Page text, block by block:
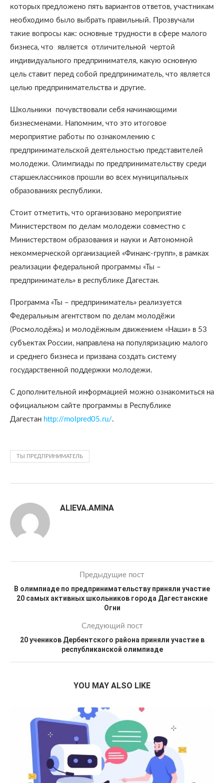
которых предложено пять вариантов ответов, участникам
необходимо было выбрать правильный. Прозвучали
такие вопросы как: основные трудности в сфере малого
бизнеса, что является отличительной чертой
индивидуального предпринимателя, какую основную
цель ставит перед собой предприниматель, что является
целью предпринимательства и другие.
Школьники почувствовали себя начинающими
бизнесменами. Напомним, что это итоговое
мероприятие работы по ознакомлению с
предпринимательской деятельностью представителей
молодежи. Олимпиады по предпринимательству среди
старшеклассников прошли во всех муниципальных
образованиях республики.
Стоит отметить, что организовано мероприятие
Министерством по делам молодежи совместно с
Министерством образования и науки и Автономной
некоммерческой организацией «Финанс-групп», в рамках
реализации федеральной программы «Ты –
предприниматель» в республике Дагестан.
Программа «Ты – предприниматель» реализуется
Федеральным агентством по делам молодёжи
(Росмолодёжь) и молодёжным движением «Наши» в 53
субъектах России, направлена на популяризацию малого
и среднего бизнеса и призвана создать систему
государственной поддержки молодежи.
С дополнительной информацией можно ознакомиться на
официальном сайте программы в Республике
Дагестан http://molpred05.ru/.
ТЫ ПРЕДПРИНИМАТЕЛЬ
ALIEVA.AMINA
Предыдущие пост
В олимпиаде по предпринимательству приняли участие
20 самых активных школьников города Дагестанские
Огни
Следующий пост
20 учеников Дербентского района приняли участие в
республиканской олимпиаде
YOU MAY ALSO LIKE